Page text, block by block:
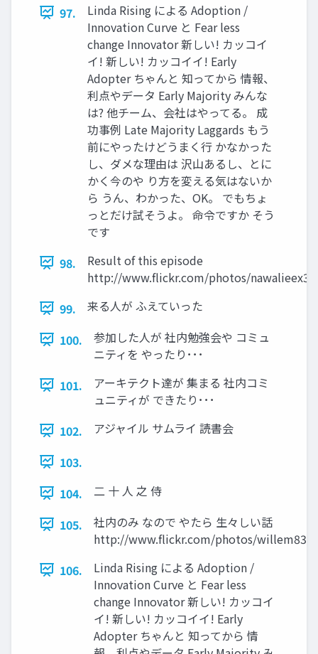
97.
Linda Rising による Adoption /
Innovation Curve と Fear less
change Innovator 新しい! カッコイ
イ! 新しい! カッコイイ! Early
Adopter ちゃんと 知ってから 情報、
利点やデータ Early Majority みんな
は? 他チーム、会社はやってる。 成
功事例 Late Majority Laggards もう
前にやったけどうまく行 かなかった
し、ダメな理由は 沢山あるし、とに
かく今のや り方を変える気はないか
ら うん、わかった、OK。 でもちょ
っとだけ試そうよ。 命令ですか そう
です
98.
Result of this episode
http://www.flickr.com/photos/nawalieex3/
99.
来る人が ふえていった
100.
参加した人が 社内勉強会や コミュ
ニティを やったり･･･
101.
アーキテクト達が 集まる 社内コミ
ュニティが できたり･･･
102.
アジャイル サムライ 読書会
103.
104.
二 十 人 之 侍
105.
社内のみ なので やたら 生々しい話
http://www.flickr.com/photos/willem83/
106.
Linda Rising による Adoption /
Innovation Curve と Fear less
change Innovator 新しい! カッコイ
イ! 新しい! カッコイイ! Early
Adopter ちゃんと 知ってから 情